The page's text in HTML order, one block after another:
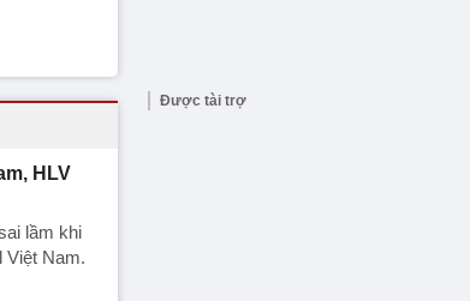
HLV
lầm khi
Việt Nam.
Được tài trợ